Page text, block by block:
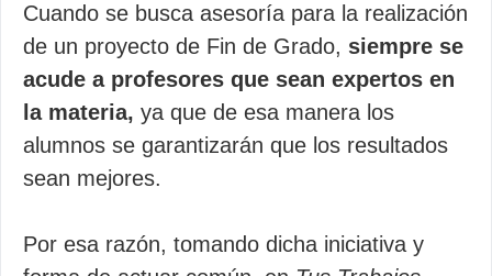
Cuando se busca asesoría para la realización
de un proyecto de Fin de Grado, siempre se
acude a profesores que sean expertos en
la materia, ya que de esa manera los
alumnos se garantizarán que los resultados
sean mejores.
Por esa razón, tomando dicha iniciativa y